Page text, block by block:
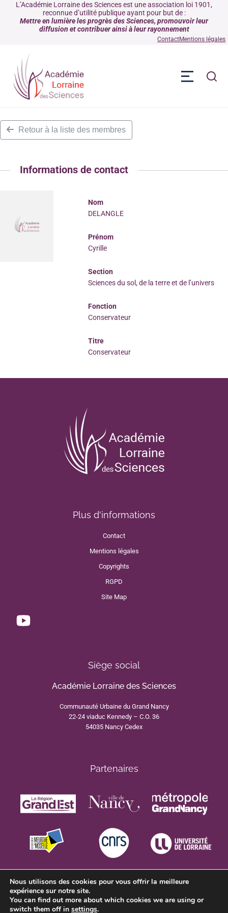
L’Académie Lorraine des Sciences est une association loi 1901,
reconnue d’utilité publique ayant pour but de :
Mettre en lumière les progrès des Sciences, promouvoir leur
diffusion et contribuer ainsi à leur rayonnement
ContactMentions légales
Retour à la liste des membres
Informations de contact
Nom
DELANGLE
Prénom
Cyrille
Section
Sciences du sol, de la terre et de l’univers
Fonction
Conservateur
Titre
Conservateur
Plus d'informations
Contact
Mentions légales
Copyrights
RGPD
Site Map
Siège social
Académie Lorraine des Sciences
Communauté Urbaine du Grand Nancy
22-24 viaduc Kennedy – C.O. 36
54035 Nancy Cedex
Partenaires
Nous utilisons des cookies pour vous offrir la meilleure
expérience sur notre site.
You can find out more about which cookies we are using or
switch them off in settings.